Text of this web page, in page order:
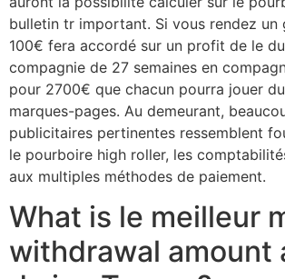
bulletin tr important. Si vous rendez un
100€ fera accordé sur un profit de le
compagnie de 27 semaines en
pour 2700€ que chacun pourra jouer
marques-pages. Au demeurant,
publicitaires pertinentes ressemblent
le pourboire high roller, les
aux multiples méthodes de paiement.
What is le meilleur
withdrawal amount